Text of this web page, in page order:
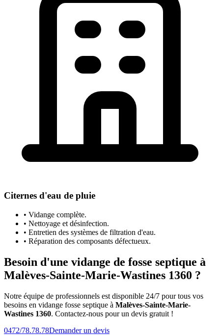
Citernes d'eau de pluie
• Vidange complète.
• Nettoyage et désinfection.
• Entretien des systèmes de filtration d'eau.
• Réparation des composants défectueux.
Besoin d'une vidange de fosse septique à
Malèves-Sainte-Marie-Wastines 1360 ?
Notre équipe de professionnels est disponible 24/7 pour tous vos
besoins en vidange fosse septique à Malèves-Sainte-Marie-
Wastines 1360. Contactez-nous pour un devis gratuit !
0472/78.78.78Demander un devis